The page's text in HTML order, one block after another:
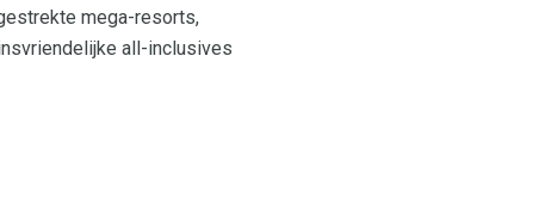
mega-resorts,
all-inclusives